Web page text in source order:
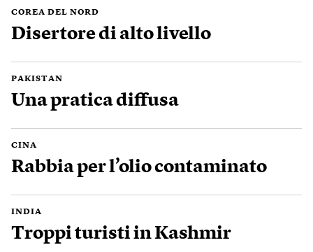
COREA DEL NORD
Disertore di alto livello
PAKISTAN
Una pratica diffusa
CINA
Rabbia per l’olio contaminato
INDIA
Troppi turisti in Kashmir